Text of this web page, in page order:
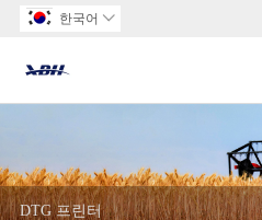
한국어 
DTG 프린터